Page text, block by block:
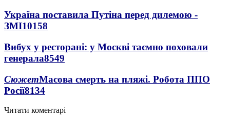
Україна поставила Путіна перед дилемою -
ЗМІ10158
Вибух у ресторані: у Москві таємно поховали
генерала8549
СюжетМасова смерть на пляжі. Робота ППО
Росії8134
Читати коментарі